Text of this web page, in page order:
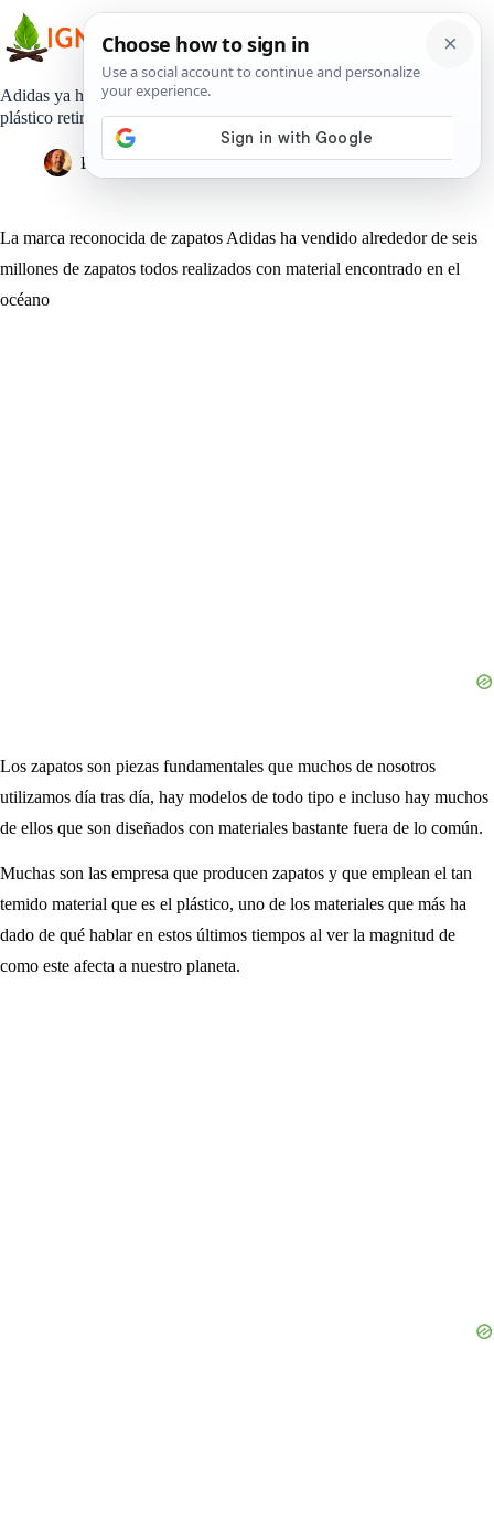
contenido
Adidas ya ha vendido más de 6 millones de zapatos hechos con
plástico retirado del océano
Pedro Lisperguer 11 abril, 2019 Estilo de Vida
La marca reconocida de zapatos Adidas ha vendido alrededor de seis
millones de zapatos todos realizados con material encontrado en el
océano
Los zapatos son piezas fundamentales que muchos de nosotros
utilizamos día tras día, hay modelos de todo tipo e incluso hay muchos
de ellos que son diseñados con materiales bastante fuera de lo común.
Muchas son las empresa que producen zapatos y que emplean el tan
temido material que es el plástico, uno de los materiales que más ha
dado de qué hablar en estos últimos tiempos al ver la magnitud de
como este afecta a nuestro planeta.